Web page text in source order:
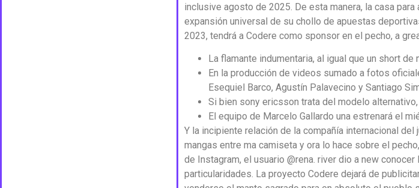
inclusive agosto de 2025. De esta manera, la casa
expansión universal de su chollo de apuestas
2023, tendrá a Codere como sponsor en el pecho, a
La flamante indumentaria, al igual que un short
En la producción de videos sumado a fotos
Esequiel Barco, Agustín Palavecino y Santiago
Si bien sony ericsson trata del modelo
El equipo de Marcelo Gallardo una estrenará el
Y la incipiente relación de la compañía internacional
mangas entre ma camiseta y ora lo hace sobre el
de Instagram, el usuario @rena. river dio a new
particularidades. La proyecto Codere dejará de